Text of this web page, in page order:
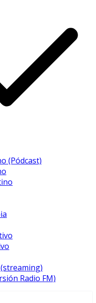
(Pódcast)
Radio FM)